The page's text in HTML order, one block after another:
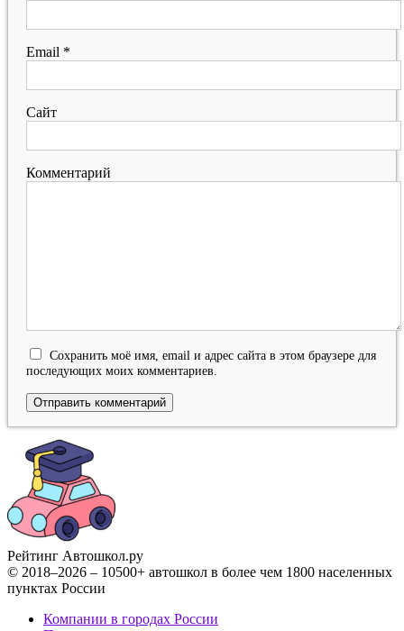
Email *
Сайт
Комментарий
Сохранить моё имя, email и адрес сайта в этом браузере для
последующих моих комментариев.
Рейтинг Автошкол.ру
© 2018–2026 – 10500+ автошкол в более чем 1800 населенных
пунктах России
Компании в городах России